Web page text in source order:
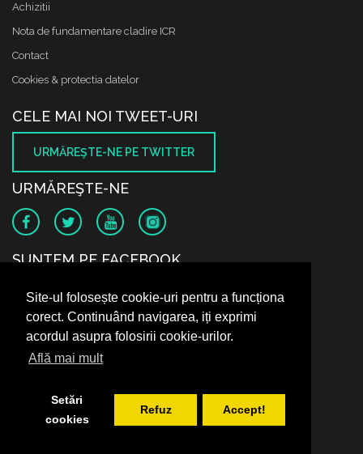
Site-ul folosește cookie-uri pentru a funcționa
corect. Continuând navigarea, iți exprimi
acordul asupra folosirii cookie-urilor.
Află mai mult
Setări
cookies
Refuz Accept!
Achizitii
Nota de fundamentare cladire ICR
Contact
Cookies & protectia datelor
CELE MAI NOI TWEET-URI
URMĂREŞTE-NE PE TWITTER
URMĂREŞTE-NE
SUNTEM PE FACEBOOK